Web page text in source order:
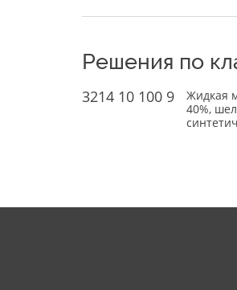
Решения по
3214 10 100 9
Жидкая
40%,